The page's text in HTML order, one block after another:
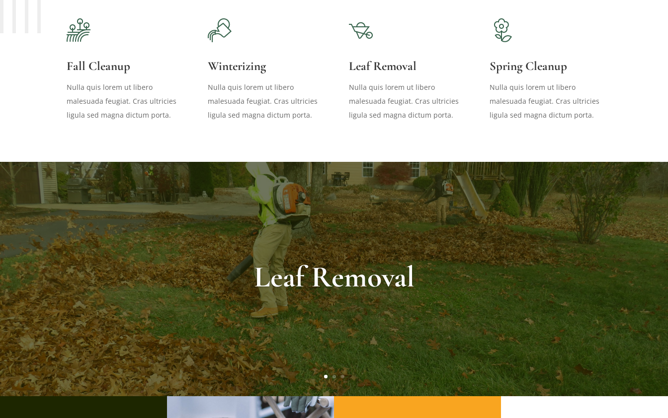
Fall Cleanup
Nulla quis lorem ut libero
malesuada feugiat. Cras ultricies
ligula sed magna dictum porta.
Winterizing
Nulla quis lorem ut libero
malesuada feugiat. Cras ultricies
ligula sed magna dictum porta.
Leaf Removal
Nulla quis lorem ut libero
malesuada feugiat. Cras ultricies
ligula sed magna dictum porta.
Spring Cleanup
Nulla quis lorem ut libero
malesuada feugiat. Cras ultricies
ligula sed magna dictum porta.
Leaf Removal